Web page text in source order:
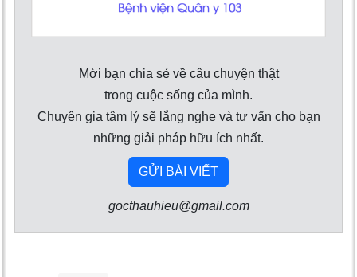
Mời bạn chia sẻ về câu chuyện thật
trong cuộc sống của mình.
Chuyên gia tâm lý sẽ lắng nghe và tư vấn cho bạn
những giải pháp hữu ích nhất.
GỬI BÀI VIẾT
gocthauhieu@gmail.com